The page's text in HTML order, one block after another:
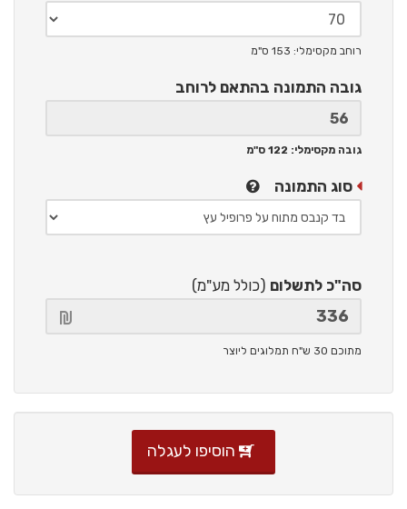
רוחב מקסימלי: 153 ס"מ
גובה התמונה בהתאם לרוחב
גובה מקסימלי: 122 ס"מ
סוג התמונה
סה"כ לתשלום (כולל מע"מ)
מתוכם 30 ש"ח תמלוגים ליוצר
הוסיפו לעגלה